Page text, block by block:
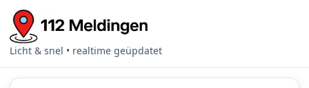
Licht & snel • realtime geüpdatet